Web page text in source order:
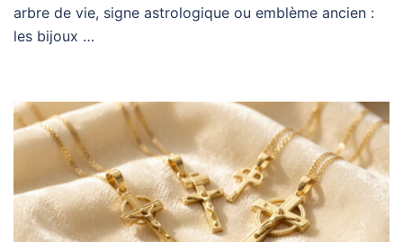
arbre de vie, signe astrologique ou emblème ancien :
les bijoux …